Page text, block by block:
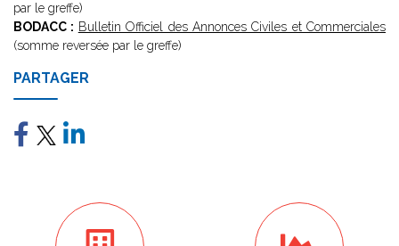
par le greffe)
BODACC : Bulletin Officiel des Annonces Civiles et Commerciales
(somme reversée par le greffe)
PARTAGER